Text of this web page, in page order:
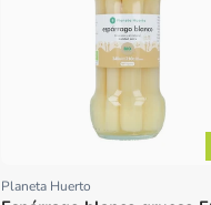
Proveedor:
Planeta Huerto